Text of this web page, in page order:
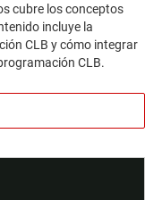
cubre los conceptos
incluye la
CLB y cómo integrar
CLB.